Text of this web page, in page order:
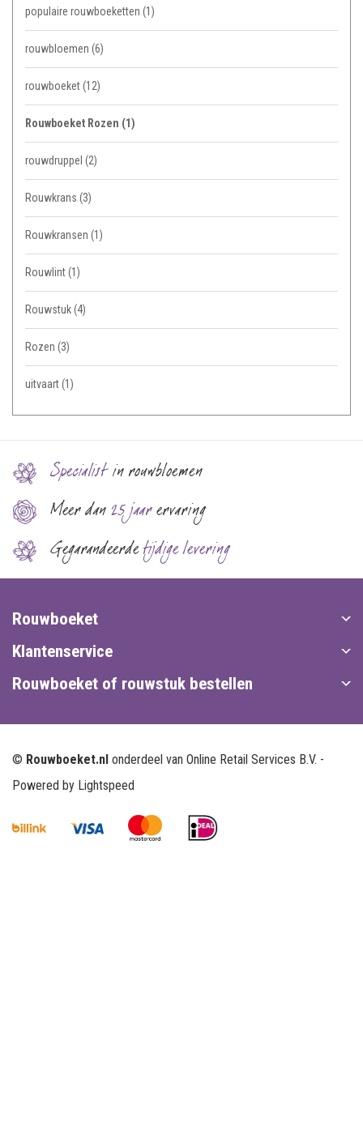
populaire rouwboeketten (1)
rouwbloemen (6)
rouwboeket(12)
Rouwboeket Rozen (1)
rouwdruppel (2)
Rouwkrans (3)
Rouwkransen (1)
Rouwlint(1)
Rouwstuk(4)
Rozen (3)
uitvaart(1)
Specialistin rouwbloemen
Meer dan25 jaarervaring
Gegarandeerdetijdige levering
Rouwboeket
Klantenservice
Rouwboeket of rouwstuk bestellen
© Rouwboeket.nl onderdeel van Online Retail Services B.V. -
Powered by Lightspeed